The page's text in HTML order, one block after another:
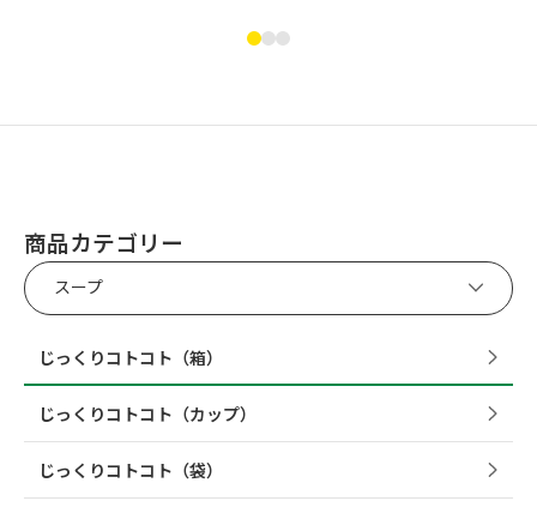
商品カテゴリー
スープ
じっくりコトコト（箱）
じっくりコトコト（カップ）
じっくりコトコト（袋）